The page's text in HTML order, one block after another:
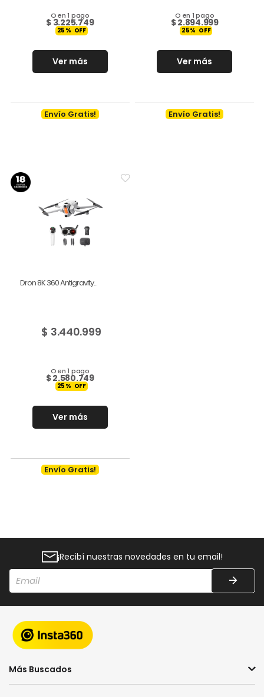
O en 1 pago
$ 3.225.749
25 %
Ver más
Envío Gratis!
O en 1 pago
$2.894.999
25%
Ver más
Envío Gratis!
Dron 8K 360 Antigravity...
$ 3.440.999
O en 1 pago
$2.580.749
25 %
Ver más
Envío Gratis!
¡Recibí nuestras novedades en tu email!
Más Buscados